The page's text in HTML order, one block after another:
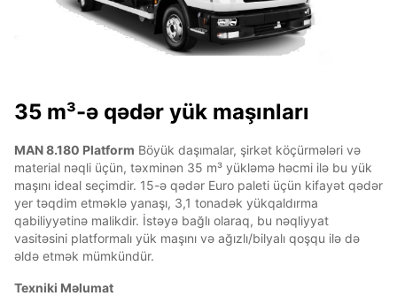
35 m³-ə qədər yük maşınları
MAN 8.180 Platform Böyük daşımalar, şirkət köçürmələri və
material nəqli üçün, təxminən 35 m³ yükləmə həcmi ilə bu yük
maşını ideal seçimdir. 15-ə qədər Euro paleti üçün kifayət qədər
yer təqdim etməklə yanaşı, 3,1 tonadək yükqaldırma
qabiliyyətinə malikdir. İstəyə bağlı olaraq, bu nəqliyyat
vasitəsini platformalı yük maşını və ağızlı/bilyalı qoşqu ilə də
əldə etmək mümkündür.
Texniki Məlumat